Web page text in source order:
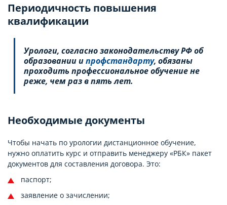
Периодичность повышения
квалификации
Урологи, согласно законодательству РФ об
образовании ипрофстандарту, обязаны
проходить профессиональное обучение не
реже, чем раз в пять лет.
Необходимые документы
Чтобы начать по урологии дистанционное обучение,
нужно оплатить курс и отправить менеджеру «РБК» пакет
документов для составления договора. Это:
паспорт;
заявление о зачислении;